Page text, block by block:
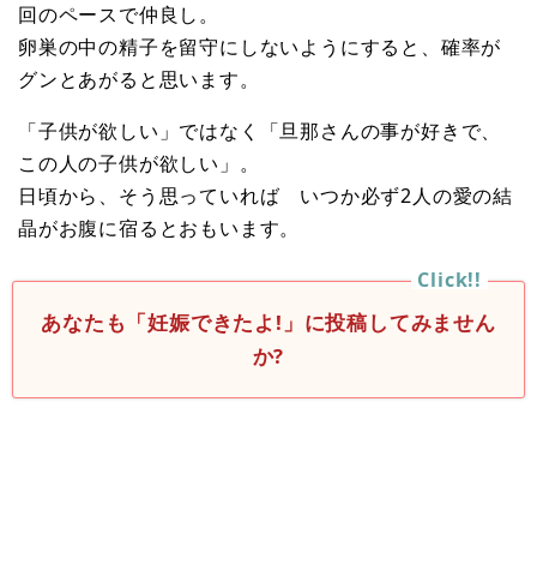
回のペースで仲良し。
卵巣の中の精子を留守にしないようにすると、確率が
グンとあがると思います。
「子供が欲しい」ではなく「旦那さんの事が好きで、
この人の子供が欲しい」。
日頃から、そう思っていれば いつか必ず2人の愛の結
晶がお腹に宿るとおもいます。
あなたも「妊娠できたよ!」に投稿してみません
か?